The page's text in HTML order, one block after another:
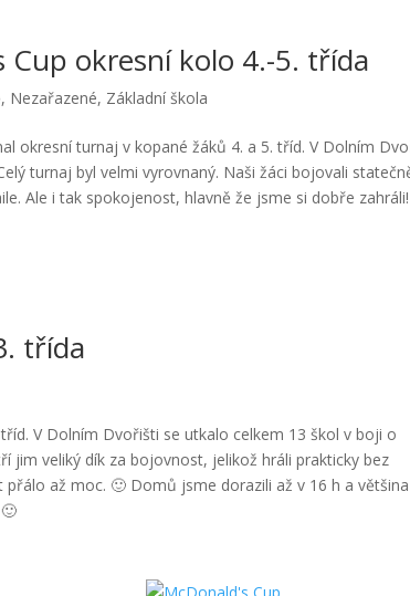
Cup okresní kolo 4.-5. třída
, Nezařazené, Základní škola
okresní turnaj v kopané žáků 4. a 5. tříd. V Dolním
turnaj byl velmi vyrovnaný. Naši žáci bojovali
Ale i tak spokojenost, hlavně že jsme si dobře zahráli!
třída
V Dolním Dvořišti se utkalo celkem 13 škol v boji o
jim veliký dík za bojovnost, jelikož hráli prakticky bez
až moc. 🙂 Domů jsme dorazili až v 16 h a